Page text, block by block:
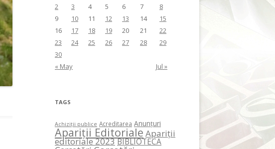
« May Jul »
2
3 4 5 6 7
8
9
10 11 12 13 14
15
16
17 18 19 20 21
22
23
24 25 26 27 28
29
30
TAGS
Achiziții publice Acreditarea Anunțuri
Apariții Editoriale Apariții
editoriale 2023BIBLIOTECA